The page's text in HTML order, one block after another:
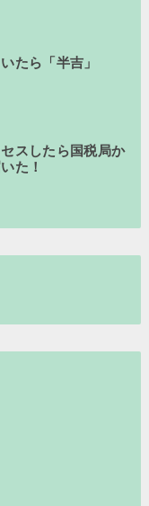
たら「半吉」
スしたら国税局か
た！